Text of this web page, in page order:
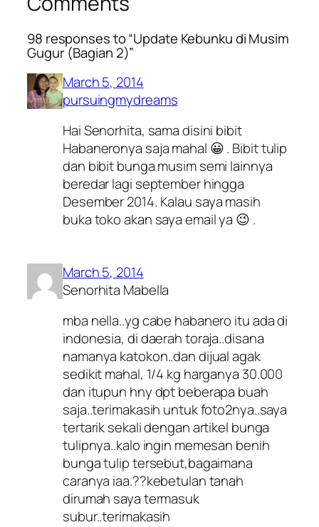
98 responses to “Update Kebunku di Musim
Gugur (Bagian 2)”
March 5, 2014
pursuingmydreams
Hai Senorhita, sama disini bibit
Habaneronya saja mahal 😀 . Bibit tulip
dan bibit bunga musim semi lainnya
beredar lagi september hingga
Desember 2014. Kalau saya masih
buka toko akan saya email ya 😉 .
March 5, 2014
Senorhita Mabella
mba nella..yg cabe habanero itu ada di
indonesia, di daerah toraja..disana
namanya katokon..dan dijual agak
sedikit mahal, 1/4 kg harganya 30.000
dan itupun hny dpt beberapa buah
saja..terimakasih untuk foto2nya..saya
tertarik sekali dengan artikel bunga
tulipnya..kalo ingin memesan benih
bunga tulip tersebut,bagaimana
caranya iaa.??kebetulan tanah
dirumah saya termasuk
subur..terimakasih